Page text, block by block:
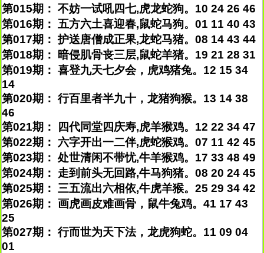
第015期： 不妨一试吼四七,虎龙蛇狗。10 24 26 46
第016期： 五方六土喜迎春,鼠蛇马狗。01 11 40 43
第017期： 护送唐僧成正果,龙蛇马猪。08 14 43 44
第018期： 暗侵肌骨丧三层,鼠蛇羊猪。19 21 28 31
第019期： 喜登九天七夕会，虎鸡猪兔。12 15 34
14
第020期： 行百里者半九十，龙猪狗猴。13 14 38
46
第021期： 四代同堂四庆寿,虎羊猴鸡。12 22 34 47
第022期： 六字开出一二伴,虎蛇猴鸡。07 11 42 45
第023期： 处世清闲不带忧,牛羊猴鸡。17 33 48 49
第024期： 走到前头无回路,牛马狗猪。08 20 24 45
第025期： 三五流出六相依,牛虎羊猴。25 29 34 42
第026期： 画虎画皮难画骨，鼠牛兔鸡。41 17 43
25
第027期： 行而世为天下法，龙虎狗蛇。11 09 04
01